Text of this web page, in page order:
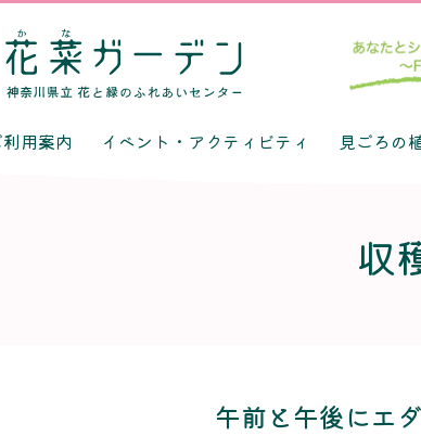
利用案内 イベント・アクティビティ 見ごろの
収
午前と午後にエ